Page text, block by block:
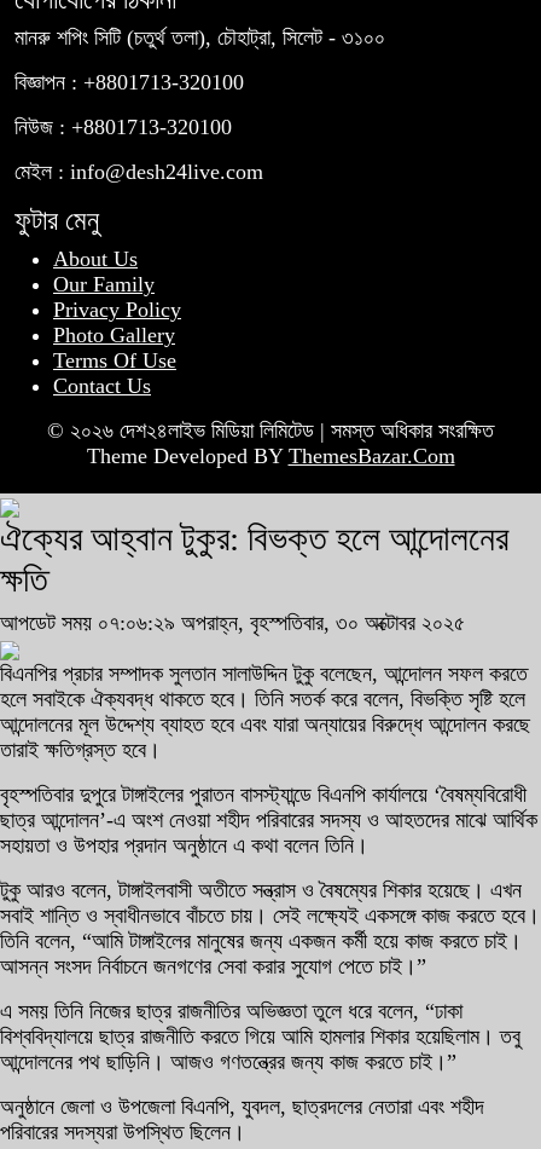
মানরু শপিং সিটি (চতুর্থ তলা), চৌহাট্রা, সিলেট - ৩১০০
বিজ্ঞাপন : +8801713-320100
নিউজ : +8801713-320100
মেইল : info@desh24live.com
ফুটার মেনু
About Us
Our Family
Privacy Policy
Photo Gallery
Terms Of Use
Contact Us
© ২০২৬ দেশ২৪লাইভ মিডিয়া লিমিটেড | সমস্ত অধিকার সংরক্ষিত
Theme Developed BY ThemesBazar.Com
ঐক্যের আহ্বান টুকুর: বিভক্ত হলে আন্দোলনের
ক্ষতি
আপডেট সময় ০৭:০৬:২৯ অপরাহ্ন, বৃহস্পতিবার, ৩০ অক্টোবর ২০২৫
বিএনপির প্রচার সম্পাদক সুলতান সালাউদ্দিন টুকু বলেছেন, আন্দোলন সফল করতে
হলে সবাইকে ঐক্যবদ্ধ থাকতে হবে। তিনি সতর্ক করে বলেন, বিভক্তি সৃষ্টি হলে
আন্দোলনের মূল উদ্দেশ্য ব্যাহত হবে এবং যারা অন্যায়ের বিরুদ্ধে আন্দোলন করছে
তারাই ক্ষতিগ্রস্ত হবে।
বৃহস্পতিবার দুপুরে টাঙ্গাইলের পুরাতন বাসস্ট্যান্ডে বিএনপি কার্যালয়ে ‘বৈষম্যবিরোধী
ছাত্র আন্দোলন’-এ অংশ নেওয়া শহীদ পরিবারের সদস্য ও আহতদের মাঝে আর্থিক
সহায়তা ও উপহার প্রদান অনুষ্ঠানে এ কথা বলেন তিনি।
টুকু আরও বলেন, টাঙ্গাইলবাসী অতীতে সন্ত্রাস ও বৈষম্যের শিকার হয়েছে। এখন
সবাই শান্তি ও স্বাধীনভাবে বাঁচতে চায়। সেই লক্ষ্যেই একসঙ্গে কাজ করতে হবে।
তিনি বলেন, “আমি টাঙ্গাইলের মানুষের জন্য একজন কর্মী হয়ে কাজ করতে চাই।
আসন্ন সংসদ নির্বাচনে জনগণের সেবা করার সুযোগ পেতে চাই।”
এ সময় তিনি নিজের ছাত্র রাজনীতির অভিজ্ঞতা তুলে ধরে বলেন, “ঢাকা
বিশ্ববিদ্যালয়ে ছাত্র রাজনীতি করতে গিয়ে আমি হামলার শিকার হয়েছিলাম। তবু
আন্দোলনের পথ ছাড়িনি। আজও গণতন্ত্রের জন্য কাজ করতে চাই।”
অনুষ্ঠানে জেলা ও উপজেলা বিএনপি, যুবদল, ছাত্রদলের নেতারা এবং শহীদ
পরিবারের সদস্যরা উপস্থিত ছিলেন।